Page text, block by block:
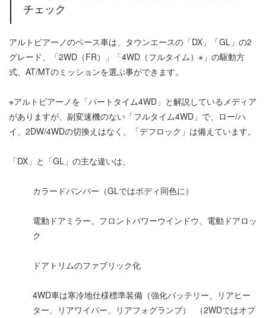
チェック
アルトピアーノのベース車は、タウンエースの「DX」「GL」の2
グレード、「2WD（FR）」「4WD（フルタイム）※」の駆動方
式、AT/MTのミッションを選ぶ事ができます。
※アルトピアーノを「パートタイム4WD」と解説しているメディア
がありますが、副変速機のない「フルタイム4WD」で、ロー/ハ
イ、2DW/4WDの切換えはなく、「デフロック」は備えています。
「DX」と「GL」の主な違いは、
カラードバンパー（GLではボディ同色に）
電動ドアミラー、フロントパワーウインドウ、電動ドアロッ
ク
ドアトリムのファブリック化
4WD車は寒冷地仕様標準装備（強化バッテリー、リアヒー
ター、リアワイパー、リアフォグランプ） （2WDではオプ